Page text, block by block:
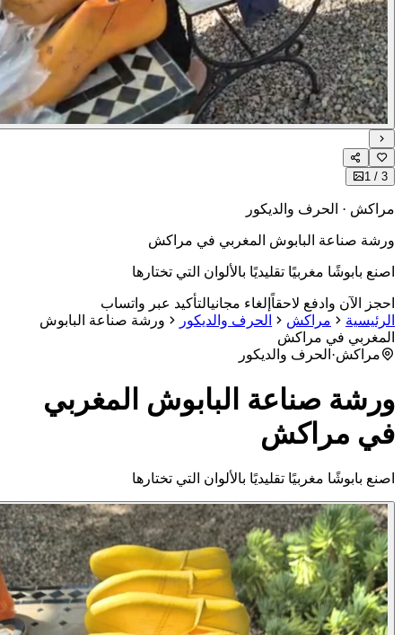
1
· الحرف والديكور
صناعة البابوش المغربي في مراكش
بابوشًا مغربيًا تقليديًا بالألوان التي تختارها
الآن وادفع لاحقاًإلغاء مجانيالتأكيد عبر واتساب
مراكش الحرف والديكور
ورشة صناعة البابوش
في مراكش
مراكش·الحرف والديكور
صناعة البابوش المغربي
مراكش
بابوشًا مغربيًا تقليديًا بالألوان التي تختارها